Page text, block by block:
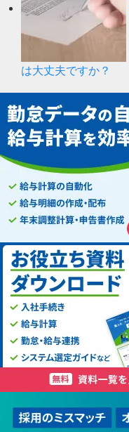
は大丈夫ですか？